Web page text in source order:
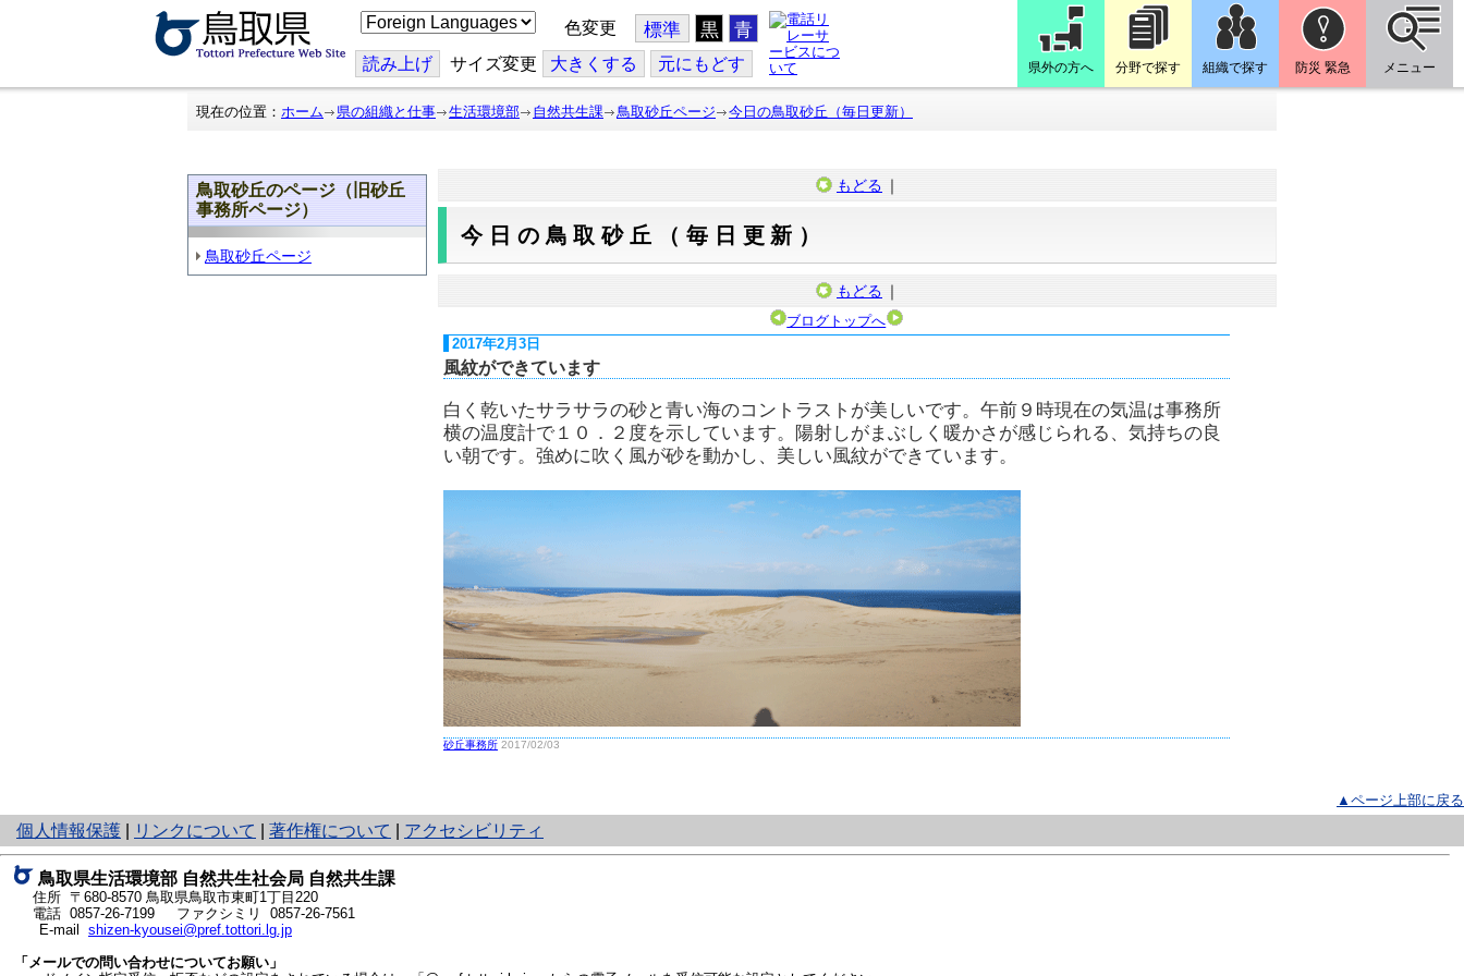
こ
の
ジ
を
翻
色変更 標準 黒 青
読み上げ サイズ変更 大きくする 元にもどす 県外の方へ 分野で探す 組織で探す 防災 緊急 メニュー
現在の位置： ホーム 県の組織と仕事 生活環境部 自然共生課 鳥取砂丘ページ 今日の鳥取砂丘（毎日更新）
鳥取砂丘のページ（旧砂丘
事務所ページ）
鳥取砂丘ページ
もどる ｜
今日の鳥取砂丘（毎日更新）
もどる ｜
ブログトップへ
2017年2月3日
風紋ができています
白く乾いたサラサラの砂と青い海のコントラストが美しいです。午前９時現在の気温は事務所
横の温度計で１０．２度を示しています。陽射しがまぶしく暖かさが感じられる、気持ちの良
い朝です。強めに吹く風が砂を動かし、美しい風紋ができています。
砂丘事務所 2017/02/03
▲ページ上部に戻る
個人情報保護
と
り
ネ
ッ
ト
へ
の
リンクについて 著作権について アクセシビリティ
鳥取県生活環境部 自然共生社会局 自然共生課
住所 〒680-8570 鳥取県鳥取市東町1丁目220
電話 0857-26-7199
ファクシミリ 0857-26-7561
E-mail shizen-kyousei@pref.tottori.lg.jp
「メールでの問い合わせについてお願い」